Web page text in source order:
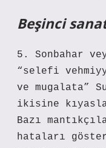
Beşinci
5. Sonbahar
“selefi
ve mugalata”
ikisine
Bazı
hataları